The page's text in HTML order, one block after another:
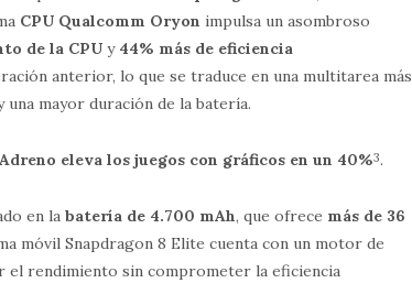
CPU Qualcomm Oryon impulsa un asombroso
de la CPU y 44% más de eficiencia
anterior, lo que se traduce en una multitarea más
mayor duración de la batería.
eleva los juegos con gráficos en un 40%3.
en labatería de 4.700 mAh, que ofrece más de 36
móvil Snapdragon 8 Elite cuenta con un motor de
el rendimiento sin comprometer la eficiencia